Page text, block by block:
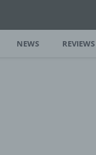
NEWS REVIEWS